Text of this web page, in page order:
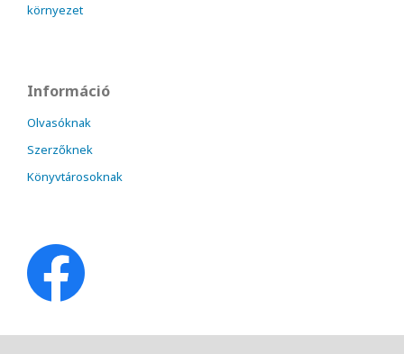
környezet
Információ
Olvasóknak
Szerzőknek
Könyvtárosoknak